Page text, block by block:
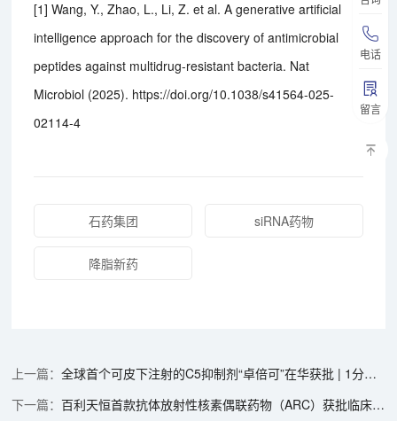
电话
留言
[1] Wang, Y., Zhao, L., Li, Z. et al. A generative artificial
intelligence approach for the discovery of antimicrobial
peptides against multidrug-resistant bacteria. Nat
Microbiol (2025). https://doi.org/10.1038/s41564-025-
02114-4
石药集团 siRNA药物
降脂新药
全球首个可皮下注射的C5抑制剂“卓倍可”在华获批 | 1分钟药闻速览
百利天恒首款抗体放射性核素偶联药物（ARC）获批临床 | 1分钟药闻速览